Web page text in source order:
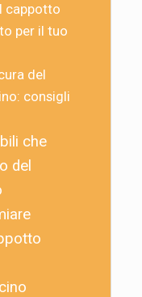
cappotto
per il tuo
del
consigli
che
del